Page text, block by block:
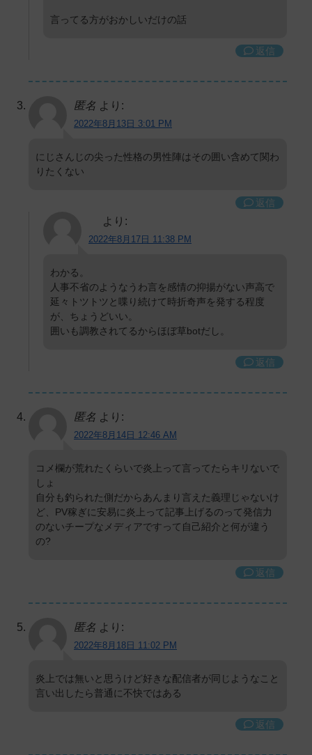
言ってる方がおかしいだけの話
返信
匿名 より:
2022年8月13日 3:01 PM
にじさんじの尖った性格の男性陣はその囲い含めて関わ
りたくない
返信
より:
2022年8月17日 11:38 PM
わかる。
人事不省のようなうわ言を感情の抑揚がない声高で
延々トツトツと喋り続けて時折奇声を発する程度
が、ちょうどいい。
囲いも調教されてるからほぼ草botだし。
返信
匿名 より:
2022年8月14日 12:46 AM
コメ欄が荒れたくらいで炎上って言ってたらキリないで
しょ
自分も釣られた側だからあんまり言えた義理じゃないけ
ど、PV稼ぎに安易に炎上って記事上げるのって発信力
のないチープなメディアですって自己紹介と何が違う
の?
返信
匿名 より:
2022年8月18日 11:02 PM
炎上では無いと思うけど好きな配信者が同じようなこと
言い出したら普通に不快ではある
返信